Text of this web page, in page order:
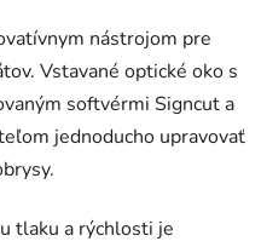
nástrojom pre
Vstavané optické oko s
softvérmi Signcut a
jednoducho upravovať
tlaku a rýchlosti je